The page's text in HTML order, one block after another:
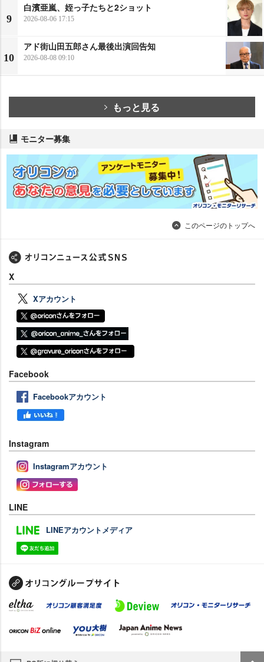
9
白濱亜嵐、姪っ子たちと2ショット
2026-08-06 17:15
10
アド街山田五郎さん最後出演回告知
2026-08-08 09:10
もっと見る
モニター募集
このページのトップへ
X
Xアカウント
Facebook
Facebookアカウント
Instagram
Instagramアカウント
LINE
LINEアカウントメディア